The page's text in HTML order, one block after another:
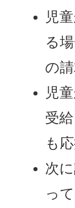
児
る
の
児
受
も
次
っ